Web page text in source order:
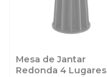
Mesa de Jantar
Redonda 4 Lugares